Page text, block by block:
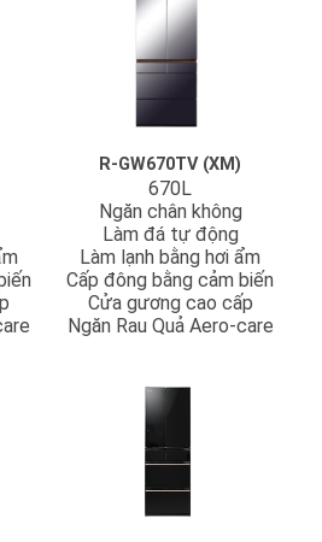
R-GW670TV (XM)
670L
Ngăn chân không
Làm đá tự động
Làm lạnh bằng hơi ẩm
Cấp đông bằng cảm biến
Cửa gương cao cấp
Ngăn Rau Quả Aero-care